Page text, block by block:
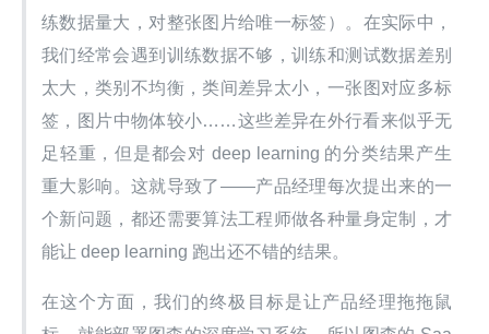
练数据量大，对整张图片给唯一标签）。在实际中，
我们经常会遇到训练数据不够，训练和测试数据差别
太大，类别不均衡，类间差异太小，一张图对应多标
签，图片中物体较小……这些差异在外行看来似乎无
足轻重，但是都会对 deep learning 的分类结果产生
重大影响。这就导致了——产品经理每次提出来的一
个新问题，都还需要算法工程师做各种量身定制，才
能让 deep learning 跑出还不错的结果。
在这个方面，我们的终极目标是让产品经理拖拖鼠